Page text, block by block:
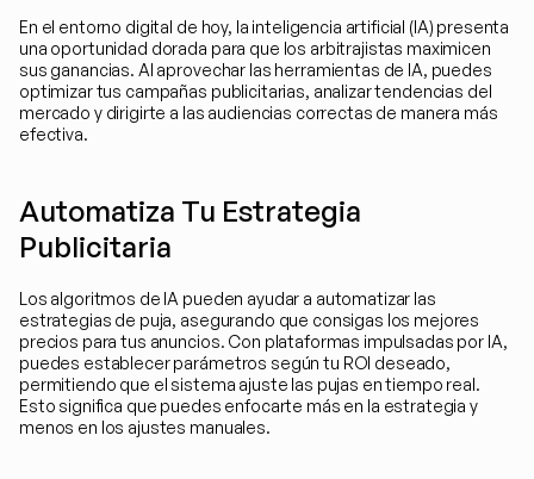
En el entorno digital de hoy, la inteligencia artificial (IA) presenta
una oportunidad dorada para que los arbitrajistas maximicen
sus ganancias. Al aprovechar las herramientas de IA, puedes
optimizar tus campañas publicitarias, analizar tendencias del
mercado y dirigirte a las audiencias correctas de manera más
efectiva.
Automatiza Tu Estrategia
Publicitaria
Los algoritmos de IA pueden ayudar a automatizar las
estrategias de puja, asegurando que consigas los mejores
precios para tus anuncios. Con plataformas impulsadas por IA,
puedes establecer parámetros según tu ROI deseado,
permitiendo que el sistema ajuste las pujas en tiempo real.
Esto significa que puedes enfocarte más en la estrategia y
menos en los ajustes manuales.